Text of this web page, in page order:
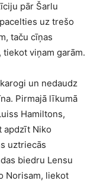
pār Šarlu
uz trešo
taču cīņas
viņam garām.
un nedaudz
Pirmajā līkumā
Hamiltons,
apdzīt Niko
uztriecās
biedru Lensu
Norisam, liekot